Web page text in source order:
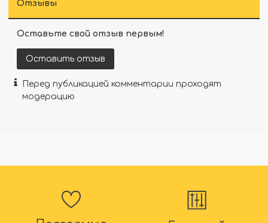
Отзывы
Оставьте свой отзыв первым!
Оставить отзыв
Перед публикацией комментарии проходят
модерацию